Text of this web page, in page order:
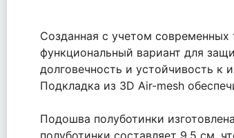
Созданная с учетом
функциональный вариант для
долговечность и устойчивость к
Подкладка из 3D Air-mesh
Подошва полуботинки
полуботинки составляет 9,5 см,